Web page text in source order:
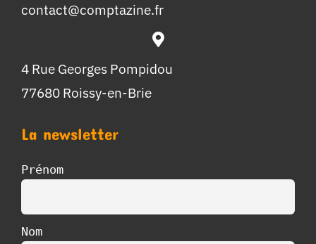
contact@comptazine.fr
4 Rue Georges Pompidou
77680 Roissy-en-Brie
La newsletter
Prénom
Nom